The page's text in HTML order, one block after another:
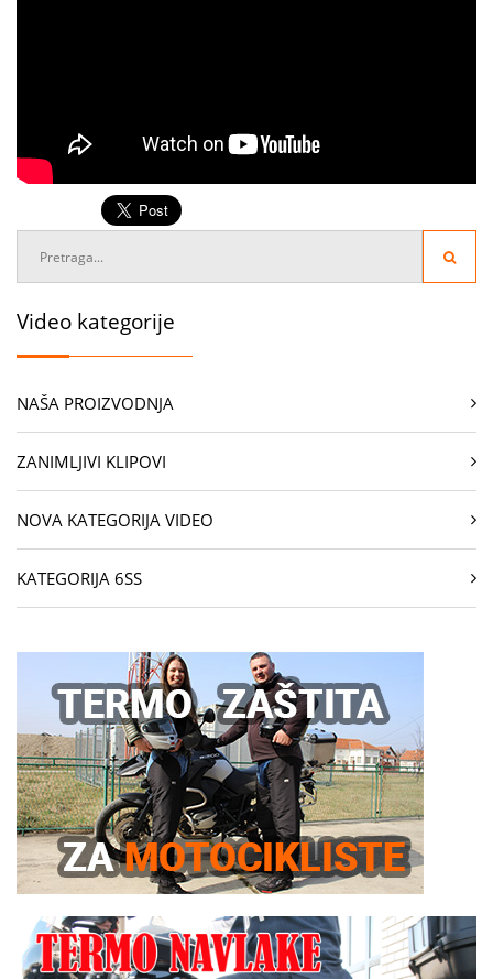
Video kategorije
NAŠA PROIZVODNJA
ZANIMLJIVI KLIPOVI
NOVA KATEGORIJA VIDEO
KATEGORIJA 6SS